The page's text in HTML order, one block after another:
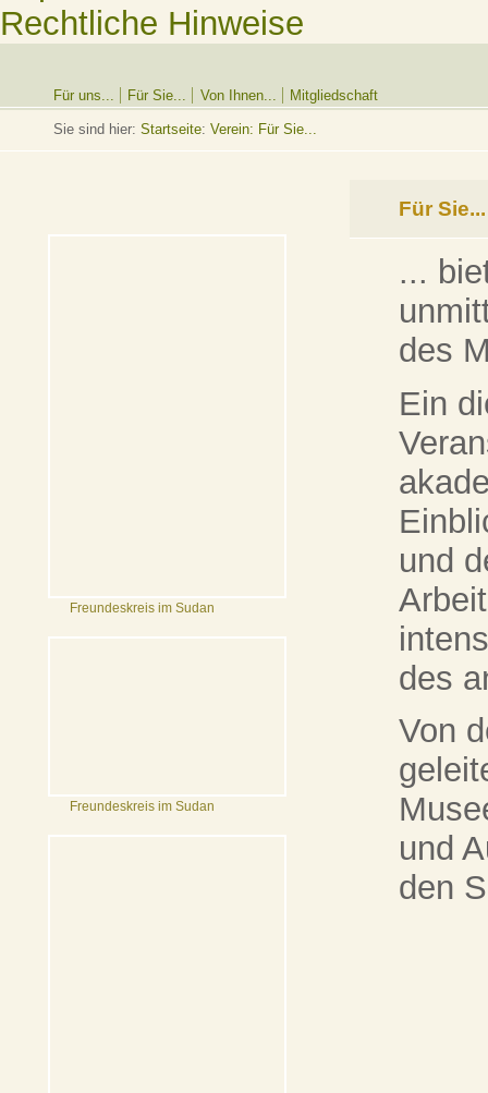
Rechtliche Hinweise
Für uns... Für Sie... Von Ihnen... Mitgliedschaft
Sie sind hier: Startseite: Verein: Für Sie...
Freundeskreis im Sudan
Freundeskreis im Sudan
Für Sie...
...
des
Ein
und
des
Von
und
den